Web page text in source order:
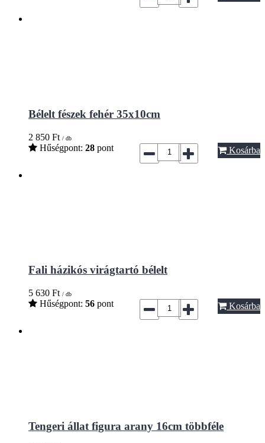
Bélelt fészek fehér 35x10cm
2 850 Ft / db
Hűségpont: 28 pont Kosárba
Fali házikós virágtartó bélelt
5 630 Ft / db
Hűségpont: 56 pont Kosárba
Tengeri állat figura arany 16cm többféle